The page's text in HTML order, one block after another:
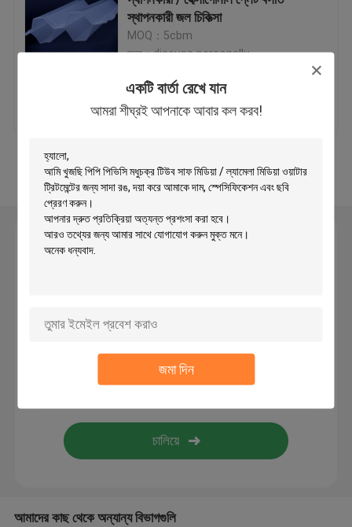
একটি বার্তা রেখে যান
আমরা শীঘ্রই আপনাকে আবার কল করব!
জমা দিন
প্লাস্টিক ফিল্টার মিডিয়া
K1 ফিল্টার মিডিয়া
সরানো বিছানা বায়োফিল্ম রিঅ্যাক্টর
বায়ো ফিল্টার মিডিয়া
এমবিবিআর ক্যারিয়ার
স্থাপনকারী জল চিকিত্সা
MOQ：5cbm
মূল্য：discuss personally
আরো দেখুন
একটি বার্তা রেখে যান
আমাদের কাছ থেকে অন্যান্য বিভাগগুলি